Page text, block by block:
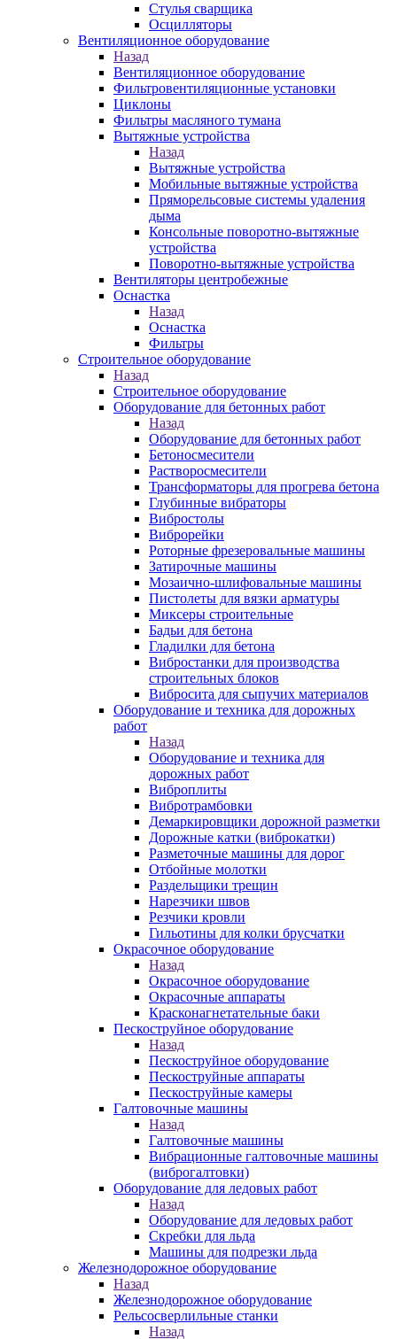
Стулья сварщика
Осцилляторы
Вентиляционное оборудование
Назад
Вентиляционное оборудование
Фильтровентиляционные установки
Циклоны
Фильтры масляного тумана
Вытяжные устройства
Назад
Вытяжные устройства
Мобильные вытяжные устройства
Пряморельсовые системы удаления
дыма
Консольные поворотно-вытяжные
устройства
Поворотно-вытяжные устройства
Вентиляторы центробежные
Оснастка
Назад
Оснастка
Фильтры
Строительное оборудование
Назад
Строительное оборудование
Оборудование для бетонных работ
Назад
Оборудование для бетонных работ
Бетоносмесители
Растворосмесители
Трансформаторы для прогрева бетона
Глубинные вибраторы
Вибростолы
Виброрейки
Роторные фрезеровальные машины
Затирочные машины
Мозаично-шлифовальные машины
Пистолеты для вязки арматуры
Миксеры строительные
Бадьи для бетона
Гладилки для бетона
Вибростанки для производства
строительных блоков
Вибросита для сыпучих материалов
Оборудование и техника для дорожных
работ
Назад
Оборудование и техника для
дорожных работ
Виброплиты
Вибротрамбовки
Демаркировщики дорожной разметки
Дорожные катки (виброкатки)
Разметочные машины для дорог
Отбойные молотки
Раздельщики трещин
Нарезчики швов
Резчики кровли
Гильотины для колки брусчатки
Окрасочное оборудование
Назад
Окрасочное оборудование
Окрасочные аппараты
Красконагнетательные баки
Пескоструйное оборудование
Назад
Пескоструйное оборудование
Пескоструйные аппараты
Пескоструйные камеры
Галтовочные машины
Назад
Галтовочные машины
Вибрационные галтовочные машины
(виброгалтовки)
Оборудование для ледовых работ
Назад
Оборудование для ледовых работ
Скребки для льда
Машины для подрезки льда
Железнодорожное оборудование
Назад
Железнодорожное оборудование
Рельсосверлильные станки
Назад